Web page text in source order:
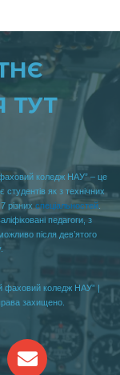
ТУТ
коледж НАУ” – це
як з технічних
різних спеціальностей
педагоги, з
після дев’ятого
фаховий коледж НАУ” |
захищено.